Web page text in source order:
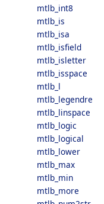
mtlb_int8
mtlb_is
mtlb_isa
mtlb_isfield
mtlb_isletter
mtlb_isspace
mtlb_l
mtlb_legendre
mtlb_linspace
mtlb_logic
mtlb_logical
mtlb_lower
mtlb_max
mtlb_min
mtlb_more